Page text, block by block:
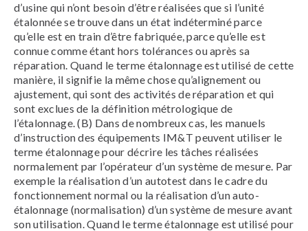
d’usine qui n’ont besoin d’être réalisées que si l’unité
étalonnée se trouve dans un état indéterminé parce
qu’elle est en train d’être fabriquée, parce qu’elle est
connue comme étant hors tolérances ou après sa
réparation. Quand le terme étalonnage est utilisé de cette
manière, il signifie la même chose qu’alignement ou
ajustement, qui sont des activités de réparation et qui
sont exclues de la définition métrologique de
l’étalonnage. (B) Dans de nombreux cas, les manuels
d’instruction des équipements IM&T peuvent utiliser le
terme étalonnage pour décrire les tâches réalisées
normalement par l’opérateur d’un système de mesure. Par
exemple la réalisation d’un autotest dans le cadre du
fonctionnement normal ou la réalisation d’un auto-
étalonnage (normalisation) d’un système de mesure avant
son utilisation. Quand le terme étalonnage est utilisé pour